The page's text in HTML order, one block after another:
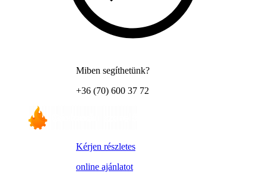
Miben segíthetünk?
+36 (70) 600 37 72
Kérjen részletes
online ajánlatot